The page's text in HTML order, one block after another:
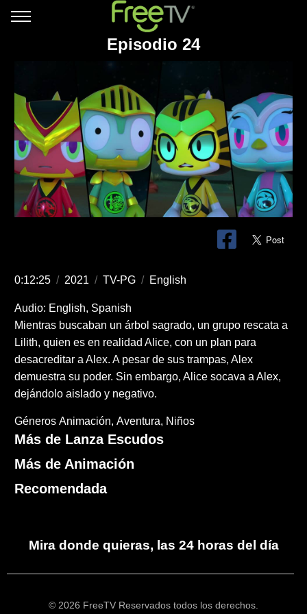
Episodio 24
0:12:25 / 2021 / TV-PG / English
Audio: English, Spanish
Mientras buscaban un árbol sagrado, un grupo rescata a
Lilith, quien es en realidad Alice, con un plan para
desacreditar a Alex. A pesar de sus trampas, Alex
demuestra su poder. Sin embargo, Alice socava a Alex,
dejándolo aislado y negativo.
Géneros Animación Aventura Niños
Más de Lanza Escudos
Más de Animación
Recomendada
Mira donde quieras, las 24 horas del día
© 2026 FreeTV Reservados todos los derechos.